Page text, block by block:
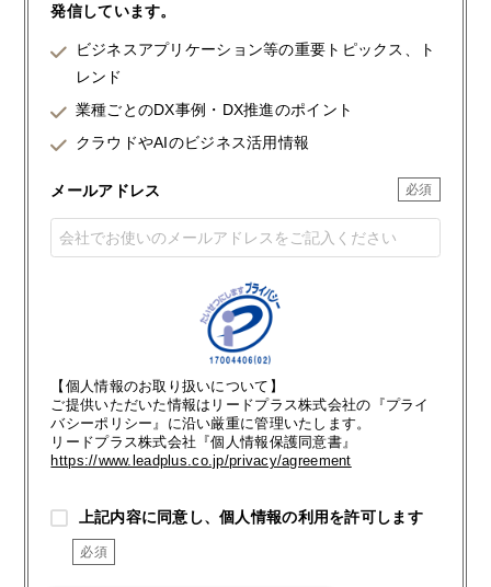
発信しています。
ビジネスアプリケーション等の重要トピックス、ト
レンド
業種ごとのDX事例・DX推進のポイント
クラウドやAIのビジネス活用情報
メールアドレス
【個人情報のお取り扱いについて】
ご提供いただいた情報はリードプラス株式会社の『プライ
バシーポリシー』に沿い厳重に管理いたします。
リードプラス株式会社『個人情報保護同意書』
https://www.leadplus.co.jp/privacy/agreement
上記内容に同意し、個人情報の利用を許可します